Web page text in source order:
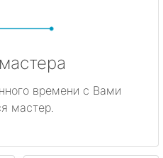
времени с Вами
мастер.